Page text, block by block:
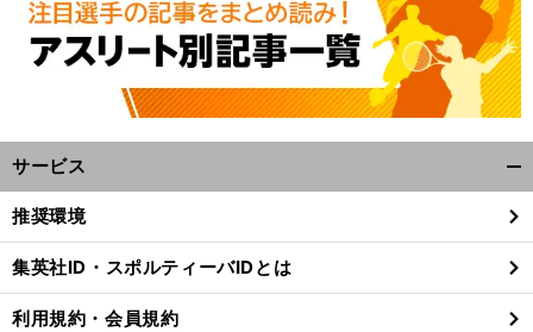
サービス
閉
る
推奨環境
集英社ID・スポルティーバIDとは
利用規約・会員規約